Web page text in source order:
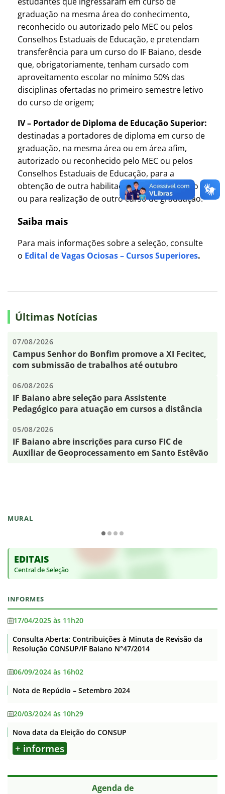
MURAL
EDITAIS
Central de Seleção
INFORMES
17/04/2025 às 11h20
Consulta Aberta: Contribuições à Minuta de Revisão da
Resolução CONSUP/IF Baiano N°47/2014
06/09/2024 às 16h02
Nota de Repúdio – Setembro 2024
20/03/2024 às 10h29
Nova data da Eleição do CONSUP
+ informes
Agenda de
graduação na mesma área do conhecimento,
reconhecido ou autorizado pelo MEC ou pelos
Conselhos Estaduais de Educação, e pretendam
transferência para um curso do IF Baiano, desde
que, obrigatoriamente, tenham cursado com
aproveitamento escolar no mínimo 50% das
disciplinas ofertadas no primeiro semestre letivo
do curso de origem;
IV – Portador de Diploma de Educação Superior:
destinadas a portadores de diploma em curso de
graduação, na mesma área ou em área afim,
autorizado ou reconhecido pelo MEC ou pelos
Conselhos Estaduais de Educação, para a
obtenção de outra habilitação no mesmo curso
ou para realização de outro curso de graduação.
Saiba mais
Para mais informações sobre a seleção, consulte
o Edital de Vagas Ociosas – Cursos Superiores.
Últimas Notícias
07/08/2026
Campus Senhor do Bonfim promove a XI Fecitec,
com submissão de trabalhos até outubro
06/08/2026
IF Baiano abre seleção para Assistente
Pedagógico para atuação em cursos a distância
05/08/2026
IF Baiano abre inscrições para curso FIC de
Auxiliar de Geoprocessamento em Santo Estêvão